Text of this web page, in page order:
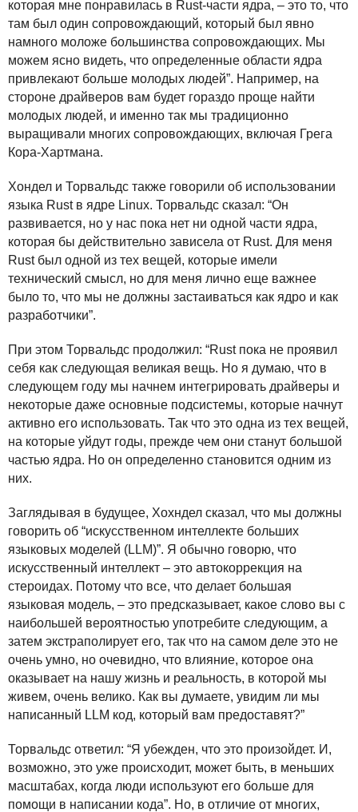
которая мне понравилась в Rust-части ядра, – это то, что
там был один сопровождающий, который был явно
намного моложе большинства сопровождающих. Мы
можем ясно видеть, что определенные области ядра
привлекают больше молодых людей”. Например, на
стороне драйверов вам будет гораздо проще найти
молодых людей, и именно так мы традиционно
выращивали многих сопровождающих, включая Грега
Кора-Хартмана.
Хондел и Торвальдс также говорили об использовании
языка Rust в ядре Linux. Торвальдс сказал: “Он
развивается, но у нас пока нет ни одной части ядра,
которая бы действительно зависела от Rust. Для меня
Rust был одной из тех вещей, которые имели
технический смысл, но для меня лично еще важнее
было то, что мы не должны застаиваться как ядро и как
разработчики”.
При этом Торвальдс продолжил: “Rust пока не проявил
себя как следующая великая вещь. Но я думаю, что в
следующем году мы начнем интегрировать драйверы и
некоторые даже основные подсистемы, которые начнут
активно его использовать. Так что это одна из тех вещей,
на которые уйдут годы, прежде чем они станут большой
частью ядра. Но он определенно становится одним из
них.
Заглядывая в будущее, Хохндел сказал, что мы должны
говорить об “искусственном интеллекте больших
языковых моделей (LLM)”. Я обычно говорю, что
искусственный интеллект – это автокоррекция на
стероидах. Потому что все, что делает большая
языковая модель, – это предсказывает, какое слово вы с
наибольшей вероятностью употребите следующим, а
затем экстраполирует его, так что на самом деле это не
очень умно, но очевидно, что влияние, которое она
оказывает на нашу жизнь и реальность, в которой мы
живем, очень велико. Как вы думаете, увидим ли мы
написанный LLM код, который вам предоставят?”
Торвальдс ответил: “Я убежден, что это произойдет. И,
возможно, это уже происходит, может быть, в меньших
масштабах, когда люди используют его больше для
помощи в написании кода”. Но, в отличие от многих,